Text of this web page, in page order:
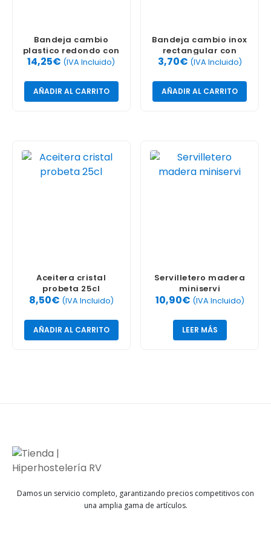
Bandeja cambio
plastico redondo con
pinza 10uds
14,25€ (IVA Incluido)
AÑADIR AL CARRITO
Bandeja cambio inox
rectangular con
pinza
3,70€ (IVA Incluido)
AÑADIR AL CARRITO
Aceitera cristal
probeta 25cl
8,50€ (IVA Incluido)
AÑADIR AL CARRITO
Servilletero madera
miniservi
10,90€ (IVA Incluido)
LEER MÁS
Damos un servicio completo, garantizando precios competitivos con
una amplia gama de artículos.